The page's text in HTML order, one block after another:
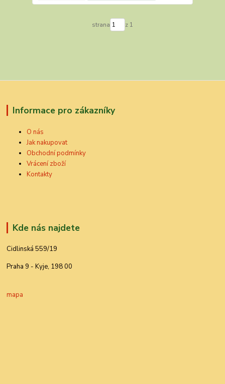
strana z 1
Informace pro zákazníky
O nás
Jak nakupovat
Obchodní podmínky
Vrácení zboží
Kontakty
Kde nás najdete
Cidlinská 559/19
Praha 9 - Kyje, 198 00
mapa